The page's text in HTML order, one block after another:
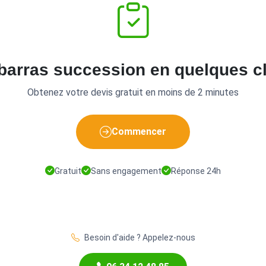
succession en quelques
Obtenez votre devis gratuit en moins de 2 minutes
Commencer
Gratuit Sans engagement Réponse 24h
Besoin d'aide ? Appelez-nous